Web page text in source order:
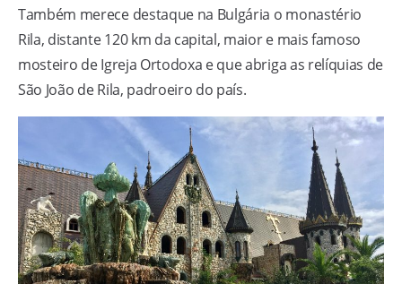
Também merece destaque na Bulgária o monastério
Rila, distante 120 km da capital, maior e mais famoso
mosteiro de Igreja Ortodoxa e que abriga as relíquias de
São João de Rila, padroeiro do país.